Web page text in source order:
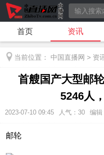
首页 资讯
当前位置： 中国直播网 > 资
首艘国产大型邮
5246人
2023-07-10 09:45 人气： 30 编辑
邮轮